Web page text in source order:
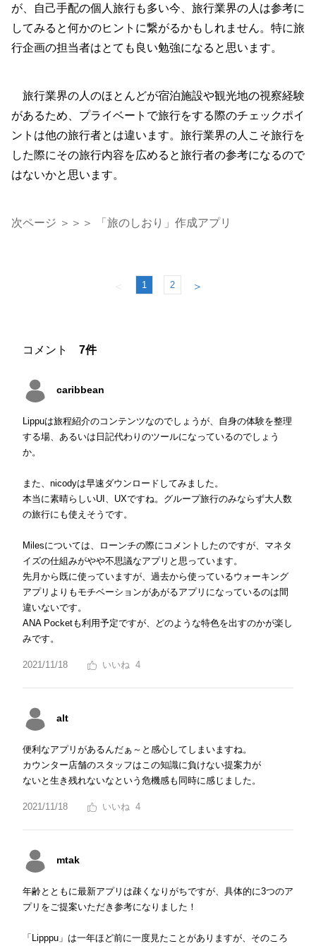
が、自己手配の個人旅行も多い今、旅行業界の人は参考に
してみると何かのヒントに繋がるかもしれません。特に旅
行企画の担当者はとても良い勉強になると思います。
旅行業界の人のほとんどが宿泊施設や観光地の視察経験
があるため、プライベートで旅行をする際のチェックポイ
ントは他の旅行者とは違います。旅行業界の人こそ旅行を
した際にその旅行内容を広めると旅行者の参考になるので
はないかと思います。
次ページ ＞＞＞ 「旅のしおり」作成アプリ
＜ 1 2 ＞
コメント 7件
caribbean
Lippuは旅程紹介のコンテンツなのでしょうが、自身の体験を整理
する場、あるいは日記代わりのツールになっているのでしょう
か。
また、nicodyは早速ダウンロードしてみました。
本当に素晴らしいUI、UXですね。グループ旅行のみならず大人数
の旅行にも使えそうです。
Milesについては、ローンチの際にコメントしたのですが、マネタ
イズの仕組みがやや不思議なアプリと思っています。
先月から既に使っていますが、過去から使っているウォーキング
アプリよりもモチベーションがあがるアプリになっているのは間
違いないです。
ANA Pocketも利用予定ですが、どのような特色を出すのかが楽し
みです。
2021/11/18 4
alt
便利なアプリがあるんだぁ～と感心してしまいますね。
カウンター店舗のスタッフはこの知識に負けない提案力が
ないと生き残れないなという危機感も同時に感じました。
2021/11/18 4
mtak
年齢とともに最新アプリは疎くなりがちですが、具体的に3つのア
プリをご提案いただき参考になりました！
「Lipppu」は一年ほど前に一度見たことがありますが、そのころ